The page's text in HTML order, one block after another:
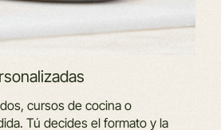
cursos de cocina o
Tú decides el formato y la